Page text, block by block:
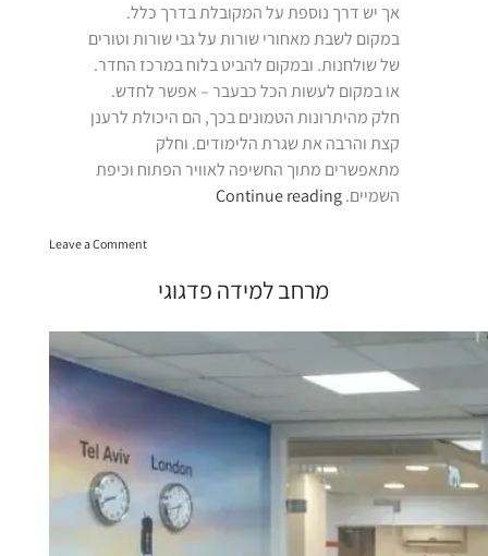
אך יש דרך נוספת על המקובלת בדרך כלל.
במקום לשבת מאחורי שורות על גבי שורות וטורים
של שולחנות. ובמקום להביט בלוח במרכז החדר.
או במקום לעשות הכל כבעבר – אפשר לחדש.
חלק מהיתרונות הטמונים בכך, הם היכולת לרענן
קצת והרבה את שגרת הלימודים. וחלק
מתאפשרים מתוך החשיפה לאוויר הפתוח וכיפת
השמיים. Continue reading“מרחבי
Leave a Commenton
בגןמרחב למידה פדגוגי